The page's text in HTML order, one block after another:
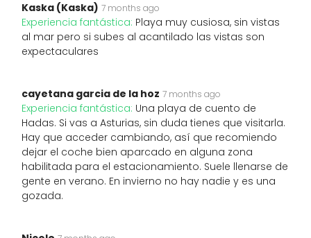
Kaska (Kaska) 7 months ago
Experiencia fantástica: Playa muy cusiosa, sin vistas
al mar pero si subes al acantilado las vistas son
expectaculares
cayetana garcia de la hoz 7 months ago
Experiencia fantástica: Una playa de cuento de
Hadas. Si vas a Asturias, sin duda tienes que visitarla.
Hay que acceder cambiando, así que recomiendo
dejar el coche bien aparcado en alguna zona
habilitada para el estacionamiento. Suele llenarse de
gente en verano. En invierno no hay nadie y es una
gozada.